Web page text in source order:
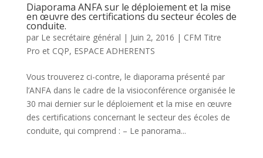
Diaporama ANFA sur le déploiement et la mise
en œuvre des certifications du secteur écoles de
conduite.
par Le secrétaire général | Juin 2, 2016 | CFM Titre
Pro et CQP, ESPACE ADHERENTS
Vous trouverez ci-contre, le diaporama présenté par
l’ANFA dans le cadre de la visioconférence organisée le
30 mai dernier sur le déploiement et la mise en œuvre
des certifications concernant le secteur des écoles de
conduite, qui comprend : – Le panorama...